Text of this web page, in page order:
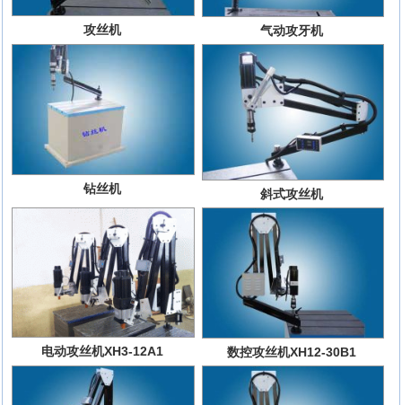
攻丝机 气动攻牙机
钻丝机 斜式攻丝机
电动攻丝机XH3-12A1 数控攻丝机XH12-30B1